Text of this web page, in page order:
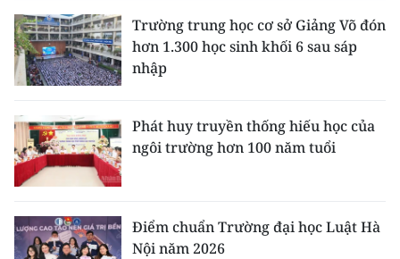
Trường trung học cơ sở Giảng Võ đón
hơn 1.300 học sinh khối 6 sau sáp
nhập
Phát huy truyền thống hiếu học của
ngôi trường hơn 100 năm tuổi
Điểm chuẩn Trường đại học Luật Hà
Nội năm 2026